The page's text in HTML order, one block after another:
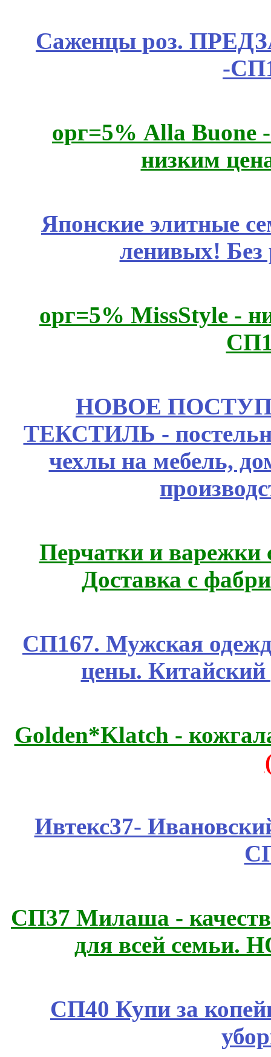
Саженцы роз.
-
орг=5% Alla Buone
низким
Японские элитные
ленивых!
орг=5% MissStyle -
НОВОЕ
ТЕКСТИЛЬ -
чехлы на мебель,
Перчатки и варежки
Доставка с
СП167. Мужская
цены.
Golden*Klatch -
Ивтекс37-
СП37 Милаша -
для всей семьи.
СП40 Купи за